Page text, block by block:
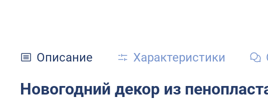
Описание Характеристики
Новогодний декор из